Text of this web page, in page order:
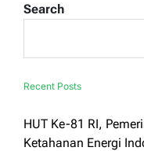
Search
Recent Posts
HUT Ke-81 RI,
Ketahanan Energi